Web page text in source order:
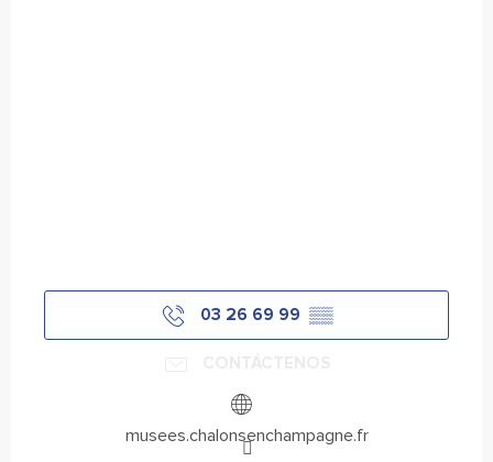
03 26 69 99 ▒▒
musees.chalonsenchampagne.fr